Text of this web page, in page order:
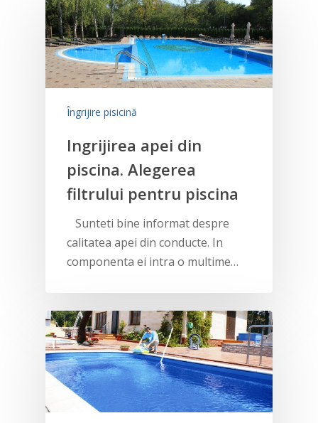
Îngrijire pisicină
Ingrijirea apei din
piscina. Alegerea
filtrului pentru piscina
Sunteti bine informat despre
calitatea apei din conducte. In
componenta ei intra o multime…